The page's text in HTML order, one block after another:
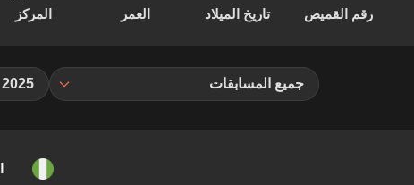
رقم القميص تاريخ الميلاد العمر المركز
جميع المسابقات 2025